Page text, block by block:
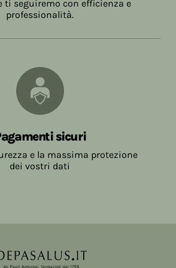
ti seguiremo con efficienza e
professionalità.
sicuri
e la massima protezione
dei vostri dati